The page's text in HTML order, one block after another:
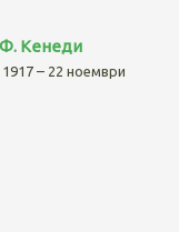
Кенеди
– 22 ноември